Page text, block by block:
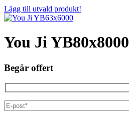
Lägg till utvald produkt!
You Ji YB80x8000
Begär offert